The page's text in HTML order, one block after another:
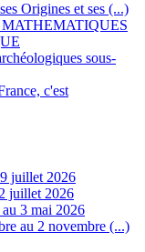
Origines et ses (...)
sous-
c'est
juillet 2026
juillet 2026
3 mai 2026
au 2 novembre (...)